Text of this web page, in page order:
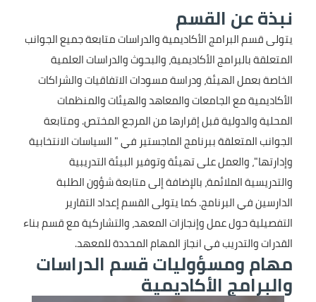
نبذة عن القسم
يتولى قسم البرامج الأكاديمية والدراسات متابعة جميع الجوانب
المتعلقة بالبرامج الأكاديمية، والبحوث والدراسات العلمية
الخاصة بعمل الهيئة، ودراسة مسودات الاتفاقيات والشراكات
الأكاديمية مع الجامعات والمعاهد والهيئات والمنظمات
المحلية والدولية قبل إقرارها من المرجع المختص. ومتابعة
الجوانب المتعلقة ببرنامج الماجستير في " السياسات الانتخابية
وإدارتها"، والعمل على تهيئة وتوفير البيئة التدريبية
والتدريسية الملائمة، بالإضافة إلى متابعة شؤون الطلبة
الدارسين في البرنامج. كما يتولى القسم إعداد التقارير
التفصيلية حول عمل وإنجازات المعهد، والتشاركية مع قسم بناء
القدرات والتدريب في انجاز المهام المحددة للمعهد.
مهام ومسؤوليات قسم الدراسات
والبرامج الأكاديمية